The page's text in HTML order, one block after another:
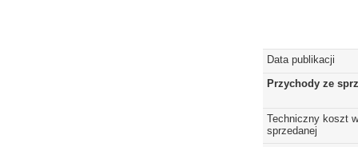
Data publikacji
Przychody ze
Techniczny koszt
sprzedanej